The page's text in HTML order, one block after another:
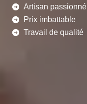
Artisan passionné
Prix imbattable
Travail de qualité